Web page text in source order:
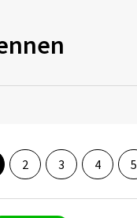
2 3 4 5